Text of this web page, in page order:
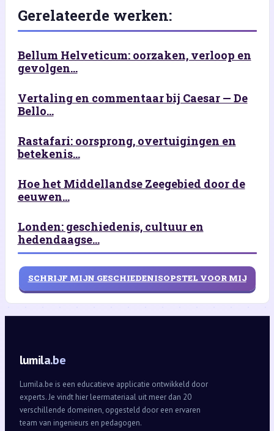
Gerelateerde werken:
Bellum Helveticum: oorzaken, verloop en
gevolgen...
Vertaling en commentaar bij Caesar — De
Bello...
Rastafari: oorsprong, overtuigingen en
betekenis...
Hoe het Middellandse Zeegebied door de
eeuwen...
Londen: geschiedenis, cultuur en
hedendaagse...
SCHRIJF MIJN GESCHIEDENISOPSTEL VOOR MIJ
lumila.be
Lumila.be is een educatieve applicatie ontwikkeld door
experts. Je vindt hier leermateriaal uit meer dan 20
verschillende domeinen, opgesteld door een ervaren
team van ingenieurs en pedagogen.